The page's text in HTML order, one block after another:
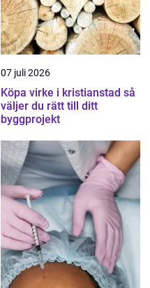
07 juli 2026
Köpa virke i kristianstad så
väljer du rätt till ditt
byggprojekt